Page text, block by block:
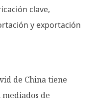
clave,
y exportación
de China tiene
de